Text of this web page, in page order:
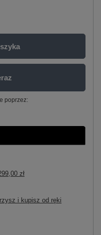
poprzez:
zł
i kupisz od ręki